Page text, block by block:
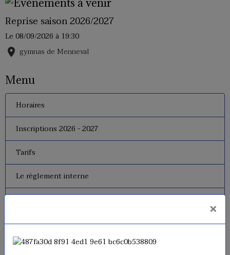
Reprise saison 2026/2027
Le 08/09/2026 à 19:30
gymnas de Menneval
Menu
Horaires
Inscriptions 2026 - 2027
Tarifs
Le règlement interne
Dates de fermeture
Historique de l'USM Badminton
×